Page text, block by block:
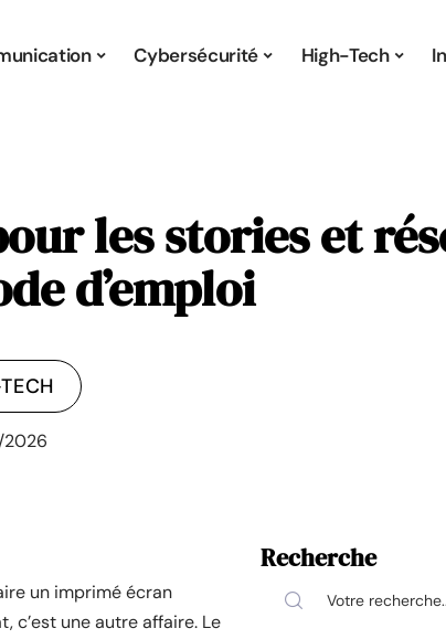
Cybersécurité High-Tech
les stories et
d’emploi
un imprimé écran
c’est une autre affaire. Le
Recherche